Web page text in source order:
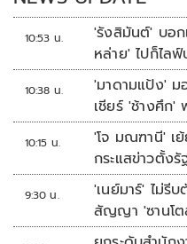
10:53 น.
'รังสิมันต์' บอ
หล่าย' ไปก็ไล
10:38 น.
'มาดามแป้ง' ม
เชียร์ 'ช้างศึก'
10:15 น.
'โจ มณฑานี' เย้
กระแสข่าวตั้ง
เลย
9:30 น.
'เนย์มาร์' ไม่รี
สัญญา 'ซานโต